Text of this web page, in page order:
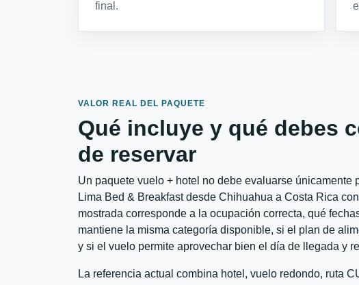
final.
VALOR REAL DEL PAQUETE
Qué incluye y qué debes
de reservar
Un paquete vuelo + hotel no debe evaluarse únicamente
Lima Bed & Breakfast desde Chihuahua a Costa Rica
mostrada corresponde a la ocupación correcta, qué
mantiene la misma categoría disponible, si el plan de
y si el vuelo permite aprovechar bien el día de llegada y
La referencia actual combina hotel, vuelo redondo, ruta